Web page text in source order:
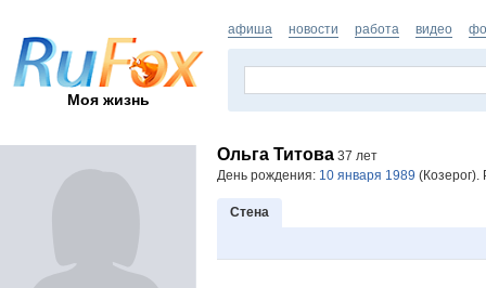
Моя жизнь
афиша новости работа видео
Ольга Титова 37 лет
День рождения: 10 января 1989 (Козерог).
Стена